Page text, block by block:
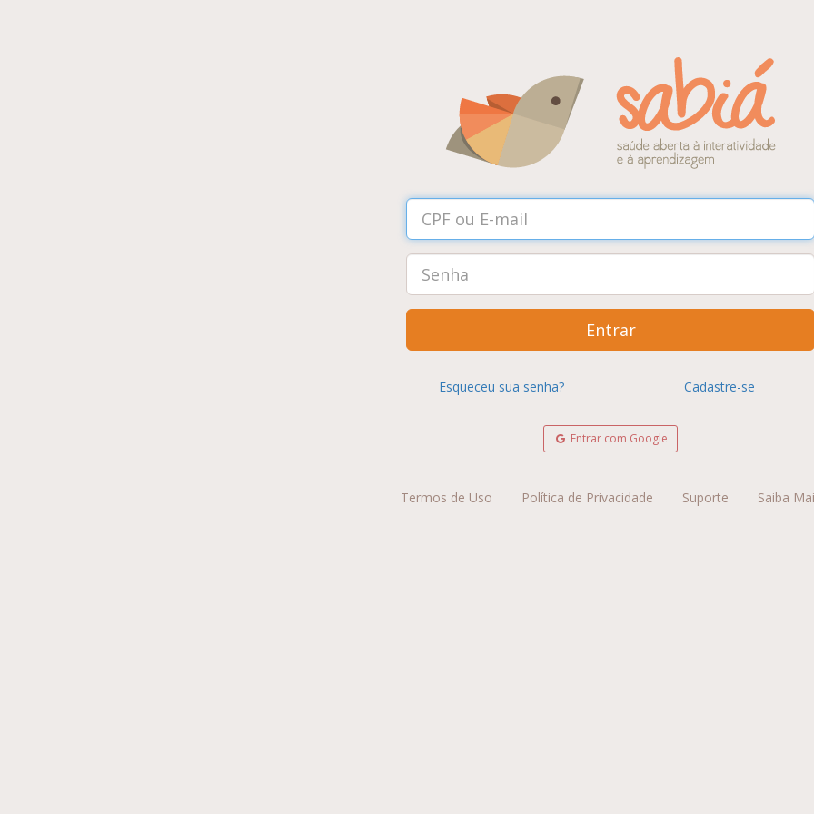
Entrar
Esqueceu sua senha? Cadastre-se
Entrar com Google
Termos de Uso Política de Privacidade Suporte Saiba